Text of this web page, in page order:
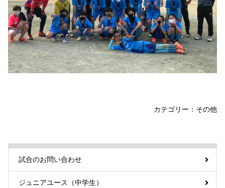
カテゴリー： その他
試合のお問い合わせ
ジュニアユース（中学生）